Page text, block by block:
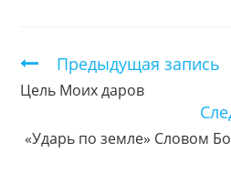
Продолжить
чтение
Предыдущая запись
Цель Моих даров
«Ударь по земле» Словом